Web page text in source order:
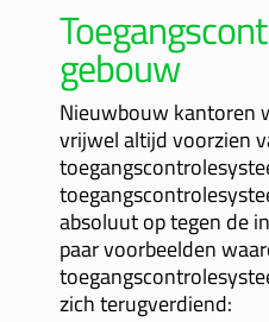
gebouw
Nieuwbouw kantoren
vrijwel altijd voorzien
absoluut op tegen de
paar voorbeelden
zich terugverdiend: